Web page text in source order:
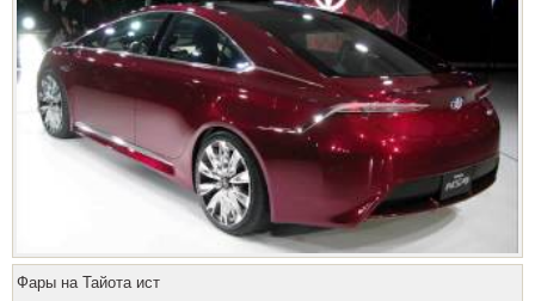
Фары на Тайота ист